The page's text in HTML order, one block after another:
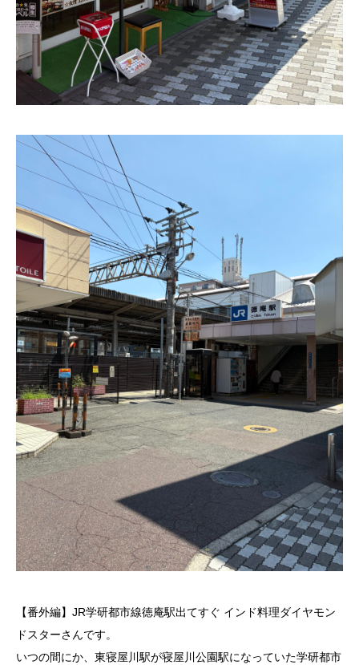
【番外編】JR学研都市線徳庵駅出てすぐ インド料理ダイヤモン
ドスターさんです。
いつの間にか、東寝屋川駅が寝屋川公園駅になっていた学研都市